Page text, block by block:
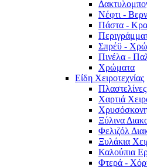
Νέφτι -
Πάστα -
Σπρέϋ -
Πινέλα -
Χρώματα
Είδη Χειροτεχνίας
Χαρτιά
Ξύλινα
Φελιζόλ
Ξυλάκια
Καλούπια
Φτερά -